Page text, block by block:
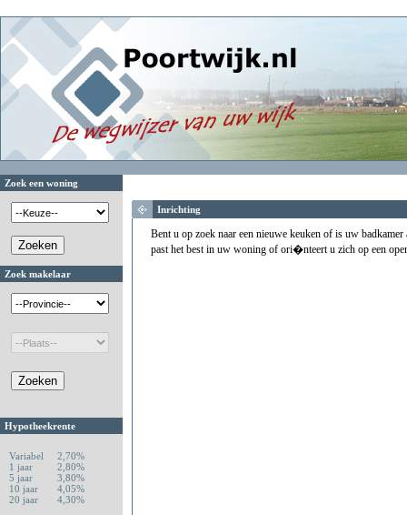
Zoek een woning
Zoek makelaar
Hypotheekrente
Variabel
2,70%
1 jaar
2,80%
5 jaar
3,80%
10 jaar
4,05%
20 jaar
4,30%
Inrichting
Bent u op zoek naar een nieuwe keuken of is uw
past het best in uw woning of ori�nteert u zich op een